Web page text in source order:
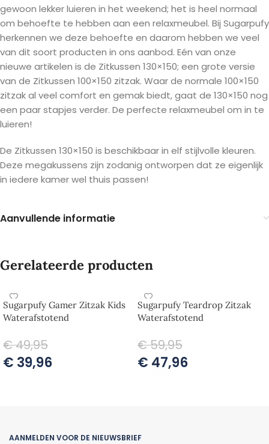
gewoon lekker luieren in het weekend; het is heel normaal
om behoefte te hebben aan een relaxmeubel. Bij Sugarpufy
herkennen we deze behoefte en daarom hebben we veel
van dit soort producten in ons aanbod. Eén van onze
nieuwe artikelen is de Zitkussen 130×150; een grote versie
van de Zitkussen 100×150 zitzak. Waar de normale 100×150
zitzak al veel comfort en gemak biedt, gaat de 130×150 nog
een paar stapjes verder. De perfecte relaxmeubel om in te
luieren!
De Zitkussen 130×150 is beschikbaar in elf stijlvolle kleuren.
Deze megakussens zijn zodanig ontworpen dat ze eigenlijk
in iedere kamer wel thuis passen!
Aanvullende informatie
Gerelateerde producten
Sugarpufy Gamer Zitzak Kids
Waterafstotend
€49,95
€ 39,96
Sugarpufy Teardrop Zitzak
Waterafstotend
€59,95
€ 47,96
AANMELDEN VOOR DE NIEUWSBRIEF